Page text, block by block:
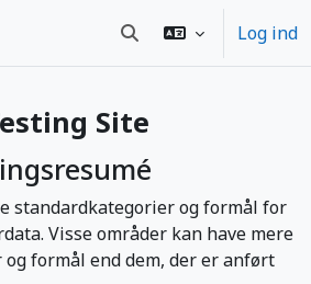
Skift søgeindputLog ind
Site
standardkategorier og formål for
Visse områder kan have mere
formål end dem, der er anført